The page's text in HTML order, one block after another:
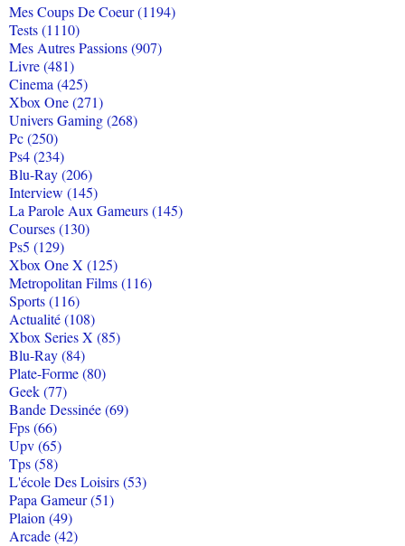
Mes Coups De Coeur (1194)
Tests (1110)
Mes Autres Passions (907)
Livre (481)
Cinema (425)
Xbox One (271)
Univers Gaming (268)
Pc (250)
Ps4 (234)
Blu-Ray (206)
Interview (145)
La Parole Aux Gameurs (145)
Courses (130)
Ps5 (129)
Xbox One X (125)
Metropolitan Films (116)
Sports (116)
Actualité (108)
Xbox Series X (85)
Blu-Ray (84)
Plate-Forme (80)
Geek (77)
Bande Dessinée (69)
Fps (66)
Upv (65)
Tps (58)
L'école Des Loisirs (53)
Papa Gameur (51)
Plaion (49)
Arcade (42)